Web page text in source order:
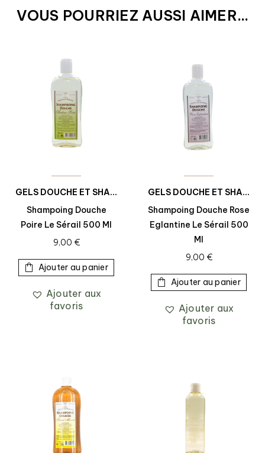
VOUS POURRIEZ AUSSI AIMER...
GELS DOUCHE ET SHAMPOINGS DOUCHE
Shampoing Douche
Poire Le Sérail 500 Ml
9,00 €
Ajouter au panier
Ajouter aux
favoris
GELS DOUCHE ET SHAMPOINGS DOUCHE
Shampoing Douche Rose
Eglantine Le Sérail 500
Ml
9,00 €
Ajouter au panier
Ajouter aux
favoris